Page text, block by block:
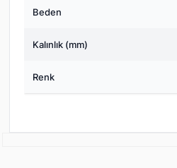
Beden
Kalınlık (mm)
Renk